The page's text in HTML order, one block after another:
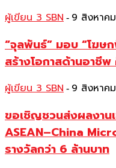
ผู้เขียน 3 SBN - 9 สิงหาค
“จุลพันธ์” มอบ “โฆ
สร้างโอกาสด้านอาชี
ผู้เขียน 3 SBN - 9 สิงหาค
ขอเชิญชวนส่งผลงาน
ASEAN–China
รางวัลกว่า 6 ล้านบาท